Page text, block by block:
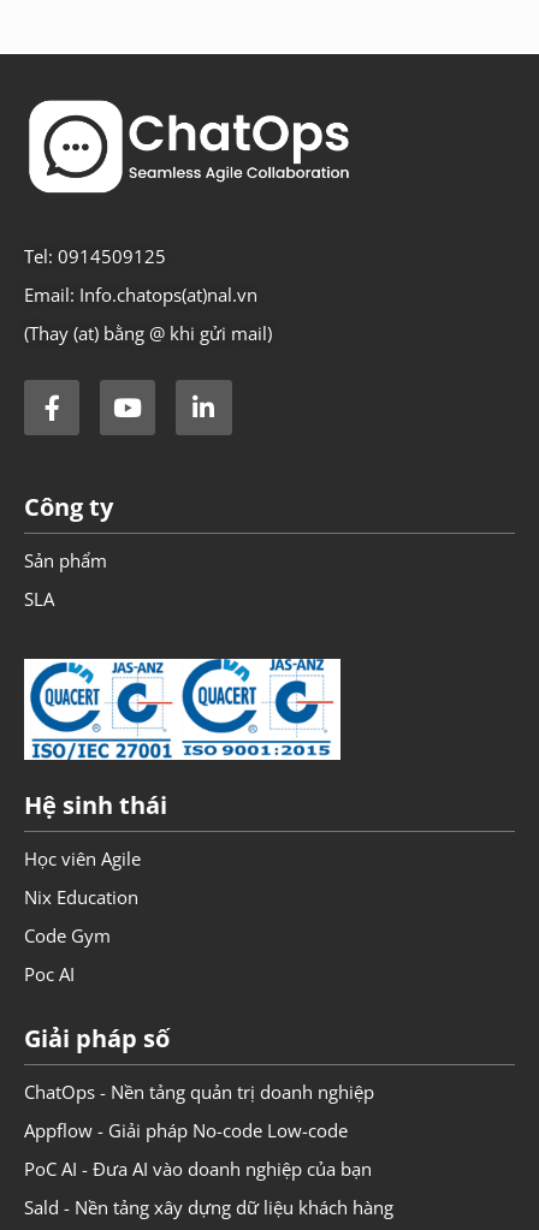
Tel: 0914509125
Email: Info.chatops(at)nal.vn
(Thay (at) bằng @ khi gửi mail)
Công ty
Sản phẩm
SLA
Hệ sinh thái
Học viên Agile
Nix Education
Code Gym
Poc AI
Giải pháp số
ChatOps - Nền tảng quản trị doanh nghiệp
Appflow - Giải pháp No-code Low-code
PoC AI - Đưa AI vào doanh nghiệp của bạn
Sald - Nền tảng xây dựng dữ liệu khách hàng